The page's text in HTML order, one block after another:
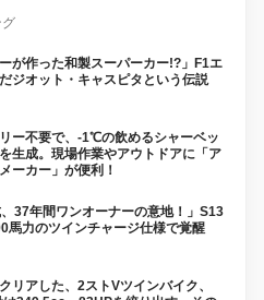
ーが作った和製スーパーカー!?」F1エ
ジオット・キャスピタという伝説
ー不要で、-1℃の飲めるシャーベッ
生成。現場作業やアウトドアに「ア
ーカー」が便利！
、37年間ワンオーナーの意地！」S13
馬力のツインチャージ仕様で覚醒
リアした、2ストVツインバイク、